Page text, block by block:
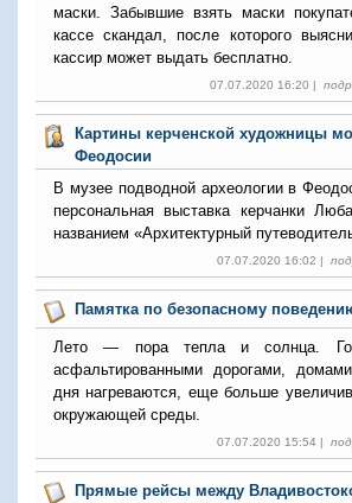
маски. Забывшие взять маски
кассе скандал, после которого
кассир может выдать бесплатно.
07.07.2020 16:20 |
Картины керченской художницы
Феодосии
В музее подводной археологии в
персональная выставка керчанки
названием «Архитектурный
07.07.2020 16:02 |
Памятка по безопасному
Лето — пора тепла и солнца.
асфальтированными дорогами,
дня нагреваются, еще больше
окружающей среды.
07.07.2020 15:54 |
Прямые рейсы между